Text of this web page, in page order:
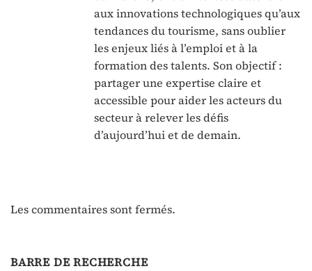
aux innovations technologiques qu’aux
tendances du tourisme, sans oublier
les enjeux liés à l’emploi et à la
formation des talents. Son objectif :
partager une expertise claire et
accessible pour aider les acteurs du
secteur à relever les défis
d’aujourd’hui et de demain.
Les commentaires sont fermés.
BARRE DE RECHERCHE